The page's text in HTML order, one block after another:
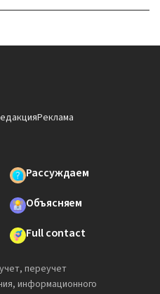
Реклама
Рассуждаем
Объясняем
Full contact
переучет
информационного